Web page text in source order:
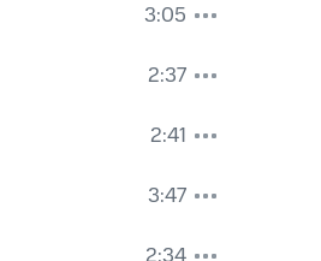
3:05
2:37
2:41
3:47